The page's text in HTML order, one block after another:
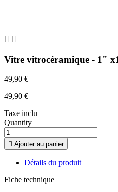
 
Vitre vitrocéramique - 1"
49,90 €
49,90 €
Taxe inclu
Quantity
 Ajouter au panier
Détails du produit
Fiche technique